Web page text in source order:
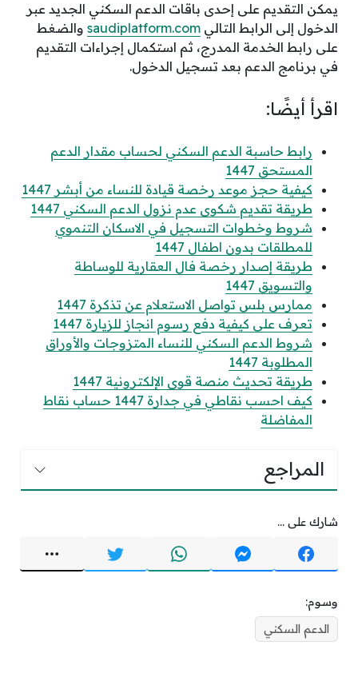
يمكن التقديم على إحدى باقات الدعم السكني الجديد عبر
الدخول إلى الرابط التالي saudiplatform.com والضغط
على رابط الخدمة المدرج، ثم استكمال إجراءات التقديم
في برنامج الدعم بعد تسجيل الدخول.
اقرأ أيضًا:
رابط حاسبة الدعم السكني لحساب مقدار الدعم
المستحق 1447
كيفية حجز موعد رخصة قيادة للنساء من أبشر 1447
طريقة تقديم شكوى عدم نزول الدعم السكني 1447
شروط وخطوات التسجيل في الاسكان التنموي
للمطلقات بدون اطفال 1447
طريقة إصدار رخصة فال العقارية للوساطة
والتسويق 1447
ممارس بلس تواصل الاستعلام عن تذكرة 1447
تعرف على كيفية دفع رسوم انجاز للزيارة 1447
شروط الدعم السكني للنساء المتزوجات والأوراق
المطلوبة 1447
طريقة تحديث منصة قوى الإلكترونية 1447
كيف احسب نقاطي في جدارة 1447 حساب نقاط
المفاضلة
المراجع
شارك على ...
وسوم:
الدعم السكني